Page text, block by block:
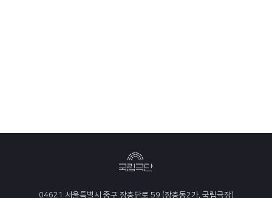
04621 서울특별시 중구 장충단로 59 (장충동2가, 국립극장)